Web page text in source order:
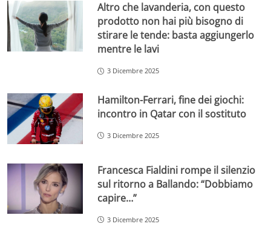
Altro che lavanderia, con questo
prodotto non hai più bisogno di
stirare le tende: basta aggiungerlo
mentre le lavi
3 Dicembre 2025
Hamilton-Ferrari, fine dei giochi:
incontro in Qatar con il sostituto
3 Dicembre 2025
Francesca Fialdini rompe il silenzio
sul ritorno a Ballando: “Dobbiamo
capire…”
3 Dicembre 2025